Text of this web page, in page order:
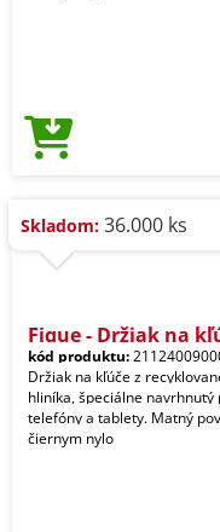
Skladom: 36.000 ks
Fique - Držiak na
kód produktu:
Držiak na kľúče z
hliníka, špeciálne navrhnutý
telefóny a tablety. Matný
čiernym nylo